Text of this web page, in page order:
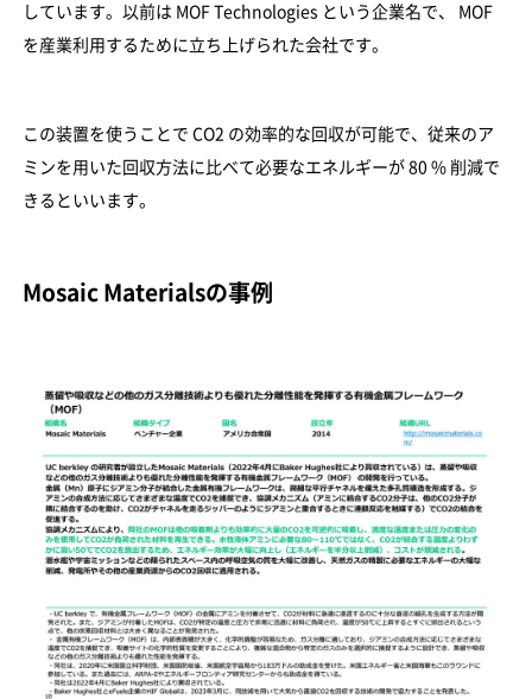
しています。以前は MOF Technologies という企業名で、 MOF
を産業利用するために立ち上げられた会社です。
この装置を使うことで CO2 の効率的な回収が可能で、従来のア
ミンを用いた回収方法に比べて必要なエネルギーが 80 % 削減で
きるといいます。
Mosaic Materialsの事例